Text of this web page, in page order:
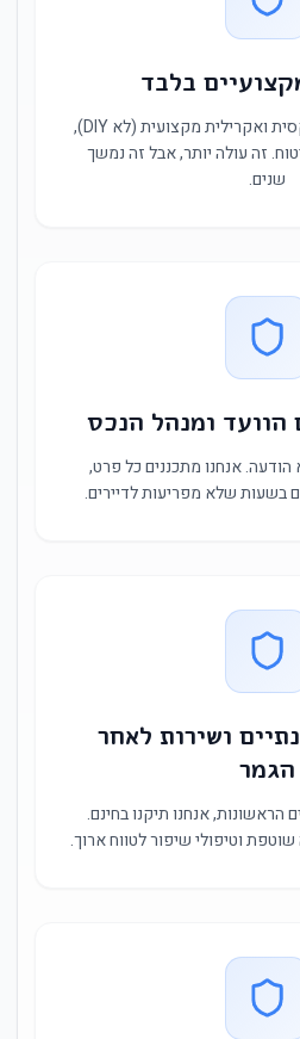
בלבד
אנחנו משתמשים באפוקסית ואקרילית מקצועית (לא DIY),
זה עולה יותר, אבל זה נמשך
שנים.
הוועד ומנהל הנכס
הודעה. אנחנו מתכננים כל פרט,
בשעות שלא מפריעות לדיירים.
ושירות לאחר
הגמר
אנחנו תיקנו בחינם.
וטיפולי שיפור לטווח ארוך.